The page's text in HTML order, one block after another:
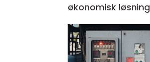
økonomisk løsning